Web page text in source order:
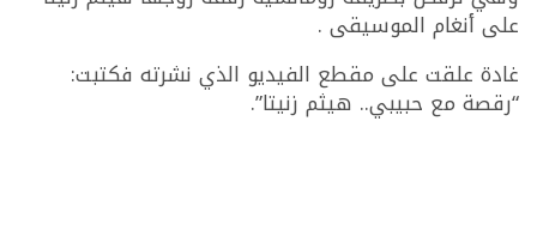
على أنغام الموسيقى .
غادة علقت على مقطع الفيديو الذي نشرته فكتبت:
“رقصة مع حبيبي.. هيثم زنيتا”.